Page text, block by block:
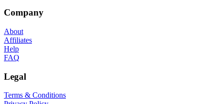
Company
About
Affiliates
Help
FAQ
Legal
Terms & Conditions